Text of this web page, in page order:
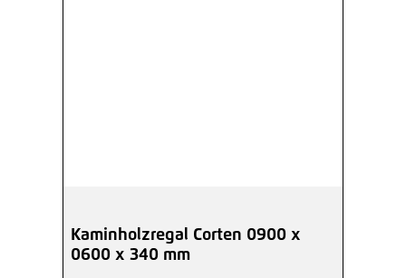
Kaminholzregal Corten 0900 x
0600 x 340 mm